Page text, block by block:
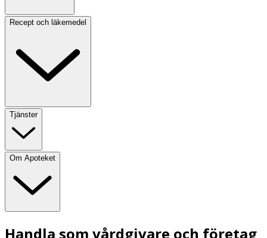
Recept och läkemedel
Tjänster
Om Apoteket
Handla som vårdgivare och företag